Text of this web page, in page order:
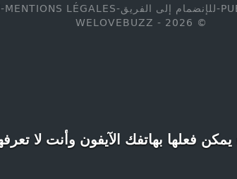
-للإنضمام إلى الفريق-
MENTIONS LÉGALES
-
© WELOVEBUZZ - 2026